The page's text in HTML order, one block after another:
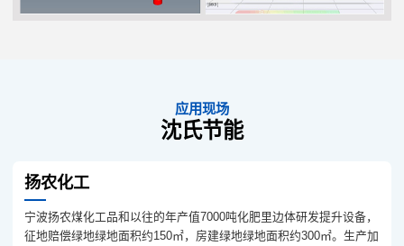
应用现场
沈氏节能
扬农化工
宁波扬农煤化工品和以往的年产值7000吨化肥里边体研发提升设备，
征地赔偿绿地绿地面积约150㎡，房建绿地绿地面积约300㎡。生产加